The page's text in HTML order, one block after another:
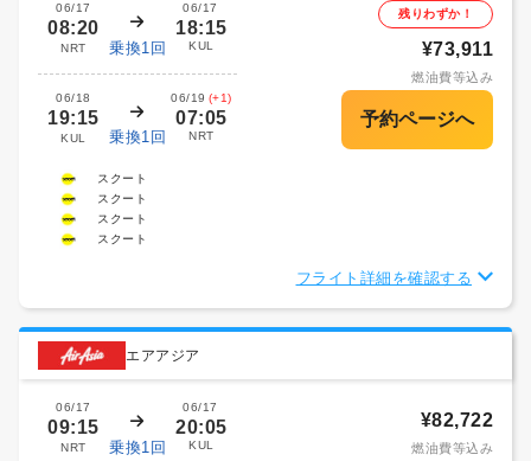
06/17
08:20
NRT 乗換1回
06/17
18:15
KUL
06/18
19:15
KUL 乗換1回
06/19 (+1)
07:05
NRT
残りわずか！
¥73,911
燃油費等込み
スクート
スクート
スクート
スクート
フライト詳細を確認する
エアアジア
06/17
09:15
NRT 乗換1回
06/17
20:05
KUL
¥82,722
燃油費等込み